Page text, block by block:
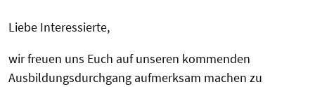
Liebe Interessierte,
wir freuen uns Euch auf unseren kommenden
Ausbildungsdurchgang aufmerksam machen zu